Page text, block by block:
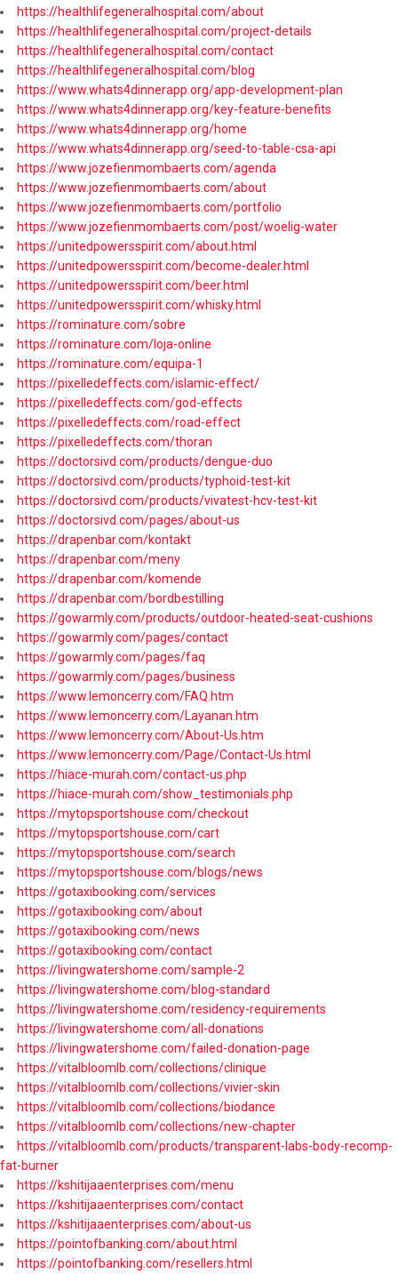
https://healthlifegeneralhospital.com/about
https://healthlifegeneralhospital.com/project-details
https://healthlifegeneralhospital.com/contact
https://healthlifegeneralhospital.com/blog
https://www.whats4dinnerapp.org/app-development-plan
https://www.whats4dinnerapp.org/key-feature-benefits
https://www.whats4dinnerapp.org/home
https://www.whats4dinnerapp.org/seed-to-table-csa-api
https://www.jozefienmombaerts.com/agenda
https://www.jozefienmombaerts.com/about
https://www.jozefienmombaerts.com/portfolio
https://www.jozefienmombaerts.com/post/woelig-water
https://unitedpowersspirit.com/about.html
https://unitedpowersspirit.com/become-dealer.html
https://unitedpowersspirit.com/beer.html
https://unitedpowersspirit.com/whisky.html
https://rominature.com/sobre
https://rominature.com/loja-online
https://rominature.com/equipa-1
https://pixelledeffects.com/islamic-effect/
https://pixelledeffects.com/god-effects
https://pixelledeffects.com/road-effect
https://pixelledeffects.com/thoran
https://doctorsivd.com/products/dengue-duo
https://doctorsivd.com/products/typhoid-test-kit
https://doctorsivd.com/products/vivatest-hcv-test-kit
https://doctorsivd.com/pages/about-us
https://drapenbar.com/kontakt
https://drapenbar.com/meny
https://drapenbar.com/komende
https://drapenbar.com/bordbestilling
https://gowarmly.com/products/outdoor-heated-seat-cushions
https://gowarmly.com/pages/contact
https://gowarmly.com/pages/faq
https://gowarmly.com/pages/business
https://www.lemoncerry.com/FAQ.htm
https://www.lemoncerry.com/Layanan.htm
https://www.lemoncerry.com/About-Us.htm
https://www.lemoncerry.com/Page/Contact-Us.html
https://hiace-murah.com/contact-us.php
https://hiace-murah.com/show_testimonials.php
https://mytopsportshouse.com/checkout
https://mytopsportshouse.com/cart
https://mytopsportshouse.com/search
https://mytopsportshouse.com/blogs/news
https://gotaxibooking.com/services
https://gotaxibooking.com/about
https://gotaxibooking.com/news
https://gotaxibooking.com/contact
https://livingwatershome.com/sample-2
https://livingwatershome.com/blog-standard
https://livingwatershome.com/residency-requirements
https://livingwatershome.com/all-donations
https://livingwatershome.com/failed-donation-page
https://vitalbloomlb.com/collections/clinique
https://vitalbloomlb.com/collections/vivier-skin
https://vitalbloomlb.com/collections/biodance
https://vitalbloomlb.com/collections/new-chapter
https://vitalbloomlb.com/products/transparent-labs-body-recomp-
fat-burner
https://kshitijaaenterprises.com/menu
https://kshitijaaenterprises.com/contact
https://kshitijaaenterprises.com/about-us
https://pointofbanking.com/about.html
https://pointofbanking.com/resellers.html